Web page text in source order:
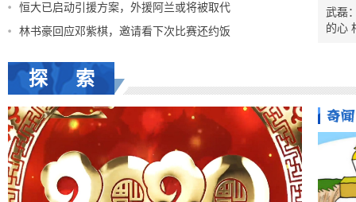
恒大已启动引援方案，外援阿兰或将被取代
林书豪回应邓紫棋，邀请看下次比赛还约饭
武磊
的心
探 索